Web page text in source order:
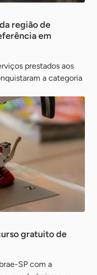
região de
em
prestados aos
a categoria
gratuito de
SP com a